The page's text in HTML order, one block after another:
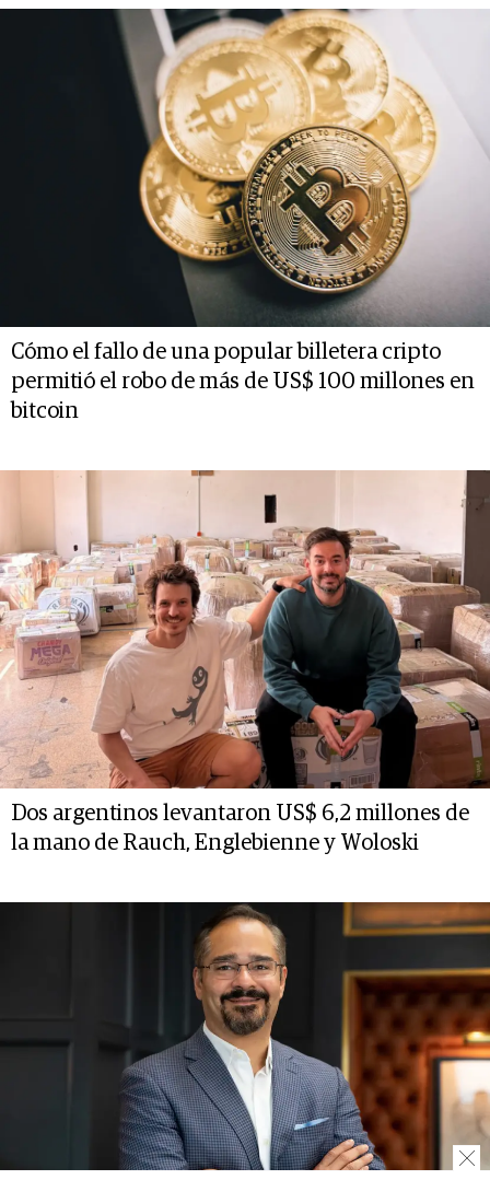
Cómo el fallo de una popular billetera cripto
permitió el robo de más de US$ 100 millones en
bitcoin
Dos argentinos levantaron US$ 6,2 millones de
la mano de Rauch, Englebienne y Woloski